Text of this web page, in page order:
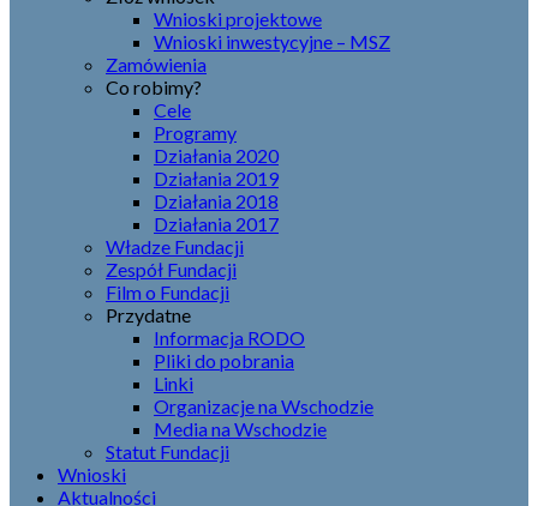
Wnioski projektowe
Wnioski inwestycyjne – MSZ
Zamówienia
Co robimy?
Cele
Programy
Działania 2020
Działania 2019
Działania 2018
Działania 2017
Władze Fundacji
Zespół Fundacji
Film o Fundacji
Przydatne
Informacja RODO
Pliki do pobrania
Linki
Organizacje na Wschodzie
Media na Wschodzie
Statut Fundacji
Wnioski
Aktualności